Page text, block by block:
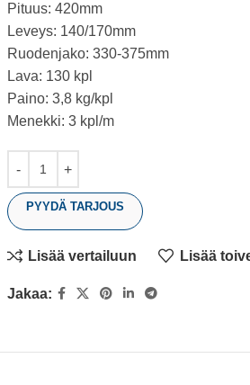
Pituus: 420mm
Leveys: 140/170mm
Ruodenjako: 330-375mm
Lava: 130 kpl
Paino: 3,8 kg/kpl
Menekki: 3 kpl/m
PYYDÄ TARJOUS
Lisää vertailuun Lisää
Jakaa: